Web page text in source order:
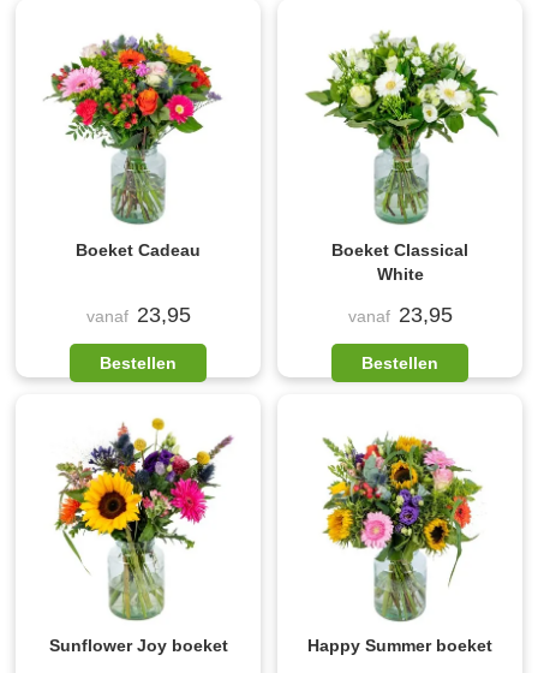
Boeket Cadeau
vanaf 23,95
Bestellen
Boeket Classical
White
vanaf 23,95
Bestellen
Sunflower Joy boeket Happy Summer boeket